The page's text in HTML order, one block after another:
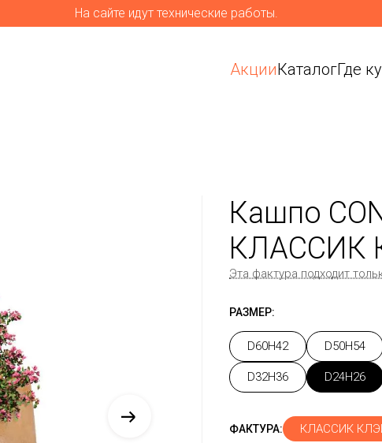
На сайте идут технические работы.
АкцииКаталогГде
Кашпо
КЛАССИК
Эта фактура подходит
РАЗМЕР:
D60H42 D50H54
D32H36 D24H26
ФАКТУРА: КЛАССИК